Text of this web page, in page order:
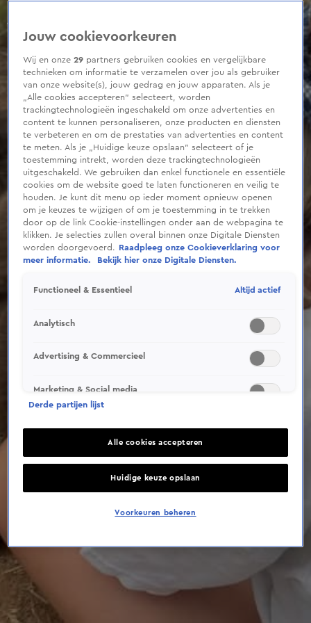
of
seconds
Jouw cookievoorkeuren
Wij en onze29 partners gebruiken cookies en vergelijkbare
technieken om informatie te verzamelen over jou als gebruiker
van onze website(s), jouw gedrag en jouw apparaten. Als je
„Alle cookies accepteren” selecteert, worden
trackingtechnologieën ingeschakeld om onze advertenties en
content te kunnen personaliseren, onze producten en diensten
te verbeteren en om de prestaties van advertenties en content
te meten. Als je „Huidige keuze opslaan” selecteert of je
toestemming intrekt, worden deze trackingtechnologieën
uitgeschakeld. We gebruiken dan enkel functionele en essentiële
cookies om de website goed te laten functioneren en veilig te
houden. Je kunt dit menu op ieder moment opnieuw openen
om je keuzes te wijzigen of om je toestemming in te trekken
door op de link Cookie-instellingen onder aan de webpagina te
klikken. Je selecties zullen overal binnen onze Digitale Diensten
worden doorgevoerd.
Raadpleeg onze Cookieverklaring voor
meer informatie.
Bekijk hier onze Digitale Diensten.
Functioneel & Essentieel Altijd actief
Analytisch
Advertising & Commercieel
Marketing & Social media
Derde partijen lijst
Alle cookies accepteren
Huidige keuze opslaan
Voorkeuren beheren